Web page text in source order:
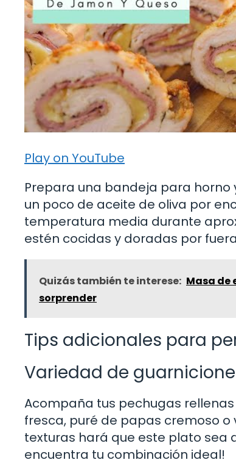
Play on YouTube
Prepara una bandeja para horno
un poco de aceite de oliva por
temperatura media durante
estén cocidas y doradas por
Quizás también te interese: Masa de
sorprender
Tips adicionales para
Variedad de
Acompaña tus pechugas
fresca, puré de papas cremoso
texturas hará que este plato sea
encuentra tu combinación ideal!